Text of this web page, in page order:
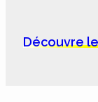
Découvre